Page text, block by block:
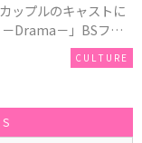
ップルのキャストに
Drama－」BSフ
定！シリーズ累計
、初の連続ドラマ
CULTURE